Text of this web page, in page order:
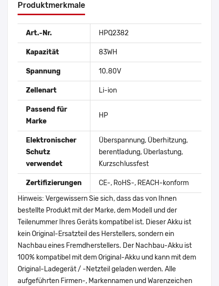
Produktmerkmale
Art.-Nr. HPQ2382
Kapazität 83WH
Spannung 10.80V
Zellenart Li-ion
Passend für
Marke
HP
Elektronischer
Schutz
verwendet
Überspannung, Überhitzung,
berentladung, Überlastung,
Kurzschlussfest
Zertifizierungen
CE-, RoHS-, REACH-konform
Hinweis: Vergewissern Sie sich, dass das von Ihnen
bestellte Produkt mit der Marke, dem Modell und der
Teilenummer Ihres Geräts kompatibel ist. Dieser Akku ist
kein Original-Ersatzteil des Herstellers, sondern ein
Nachbau eines Fremdherstellers. Der Nachbau-Akku ist
100% kompatibel mit dem Original-Akku und kann mit dem
Original-Ladegerät / -Netzteil geladen werden. Alle
aufgeführten Firmen-, Markennamen und Warenzeichen